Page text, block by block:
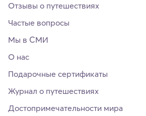
Отзывы о путешествиях
Частые вопросы
Мы в СМИ
О нас
Подарочные сертификаты
Журнал о путешествиях
Достопримечательности мира